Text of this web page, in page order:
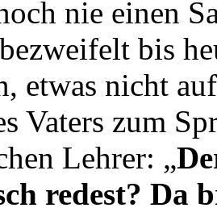
nie einen
bis
etwas nicht
Vaters zum
Lehrer: „
redest? Da